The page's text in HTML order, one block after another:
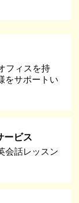
フィスを持
をサポートい
ービス
会話レッスン